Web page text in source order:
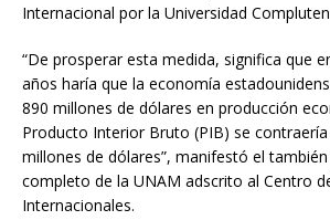
Internacional por la Universidad
“De prosperar esta medida, significa que
años haría que la economía
890 millones de dólares en producción
Producto Interior Bruto (PIB) se
millones de dólares”, manifestó el
completo de la UNAM adscrito al Centro
Internacionales.